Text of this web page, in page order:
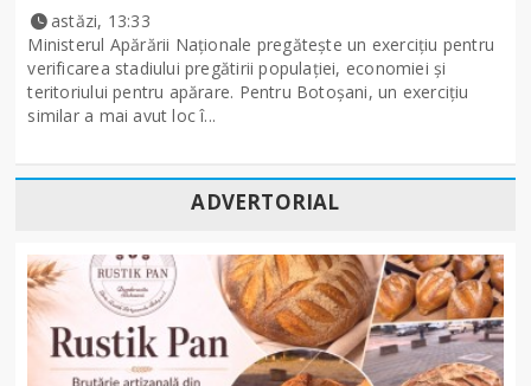
astăzi, 13:33
Ministerul Apărării Naţionale pregăteşte un exerciţiu pentru
verificarea stadiului pregătirii populației, economiei și
teritoriului pentru apărare. Pentru Botoșani, un exercițiu
similar a mai avut loc î...
ADVERTORIAL